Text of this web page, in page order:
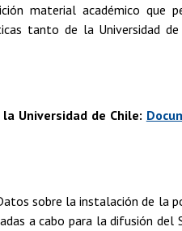
material académico que
tanto de la Universidad de
Universidad de Chile:
sobre la instalación de la
a cabo para la difusión del